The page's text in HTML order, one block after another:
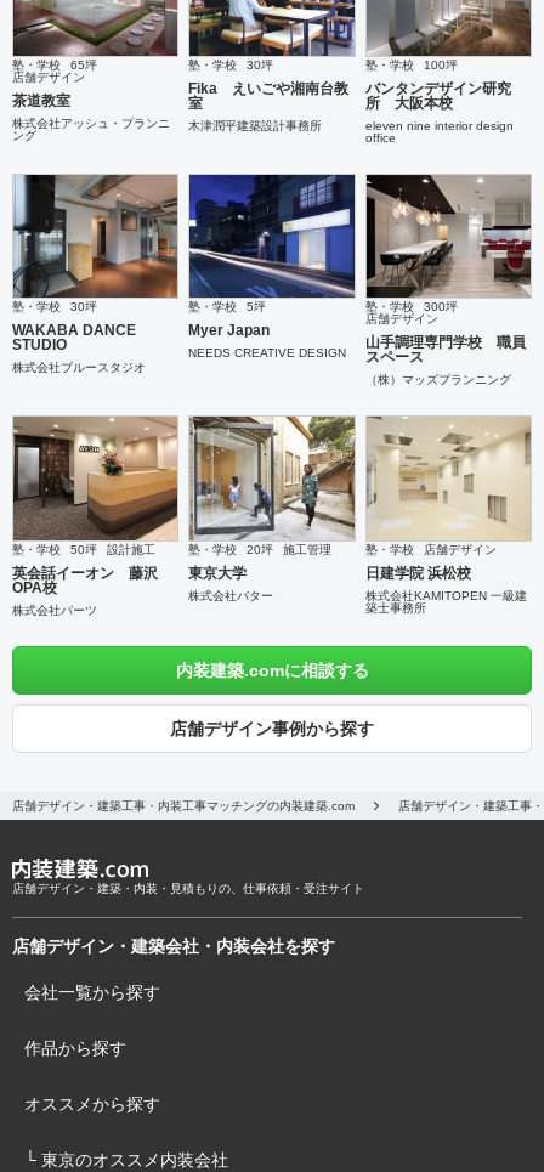
塾・学校
65坪
店舗デザイン
茶道教室
株式会社アッシュ・プランニ
ング
塾・学校 30坪
Fika えいごや湘南台教
室
木津潤平建築設計事務所
塾・学校 100坪
バンタンデザイン研究
所 大阪本校
eleven nine interior design
office
塾・学校 30坪
WAKABA DANCE
STUDIO
株式会社ブルースタジオ
塾・学校 5坪
Myer Japan
NEEDS CREATIVE DESIGN
塾・学校
300坪
店舗デザイン
山手調理専門学校 職員
スペース
（株）マッズプランニング
塾・学校 50坪 設計施工
英会話イーオン 藤沢
OPA校
株式会社パーツ
塾・学校 20坪 施工管理
東京大学
株式会社バター
塾・学校 店舗デザイン
日建学院 浜松校
株式会社KAMITOPEN 一級建
築士事務所
内装建築.comに相談する
店舗デザイン事例から探す
店舗デザイン・建築工事・内装工事マッチングの内装建築.com 店舗デザイン・建築工事
店舗デザイン・建築・内装・見積もりの、仕事依頼・受注サイト
店舗デザイン・建築会社・内装会社を探す
会社一覧から探す
作品から探す
オススメから探す
└ 東京のオススメ内装会社